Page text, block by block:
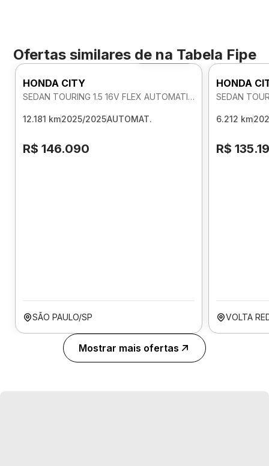
Ofertas similares de na Tabela Fipe
Foto 360º
HONDA CITY
SEDAN TOURING 1.5 16V FLEX AUTOMATICO
12.181 km2025/2025AUTOMAT.
R$ 146.090
SÃO PAULO/SP
HONDA
6.212 km
R$
VOLTA
Mostrar mais ofertas